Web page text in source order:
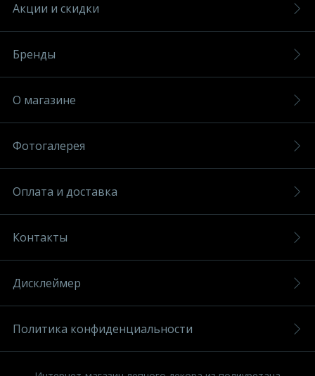
Акции и скидки
Бренды
О магазине
Фотогалерея
Оплата и доставка
Контакты
Дисклеймер
Политика конфиденциальности